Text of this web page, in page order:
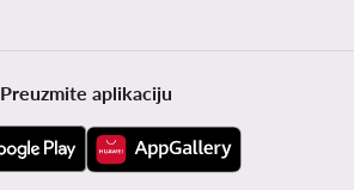
Preuzmite aplikaciju